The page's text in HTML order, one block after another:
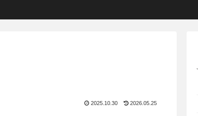
2025.10.30 2026.05.25